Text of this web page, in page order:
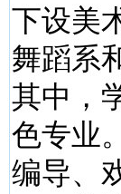
下设美
舞蹈系
其中，
色专业
编导、